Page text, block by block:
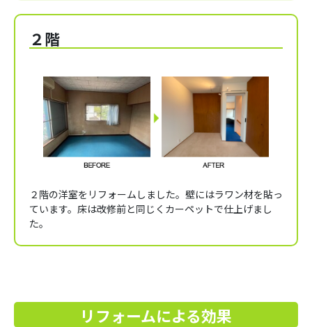
２階
２階の洋室をリフォームしました。壁にはラワン材を貼っ
ています。床は改修前と同じくカーペットで仕上げまし
た。
リフォームによる効果